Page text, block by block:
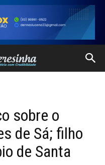
sobre o
de Sá; filho
de Santa